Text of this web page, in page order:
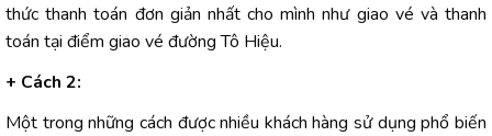
thức thanh toán đơn giản nhất cho mình như giao vé và thanh
toán tại điểm giao vé đường Tô Hiệu.
+ Cách 2:
Một trong những cách được nhiều khách hàng sử dụng phổ biến